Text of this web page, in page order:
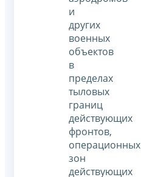
и
других
военных
объектов
в
пределах
тыловых
границ
действующих
фронтов,
операционных
зон
действующих